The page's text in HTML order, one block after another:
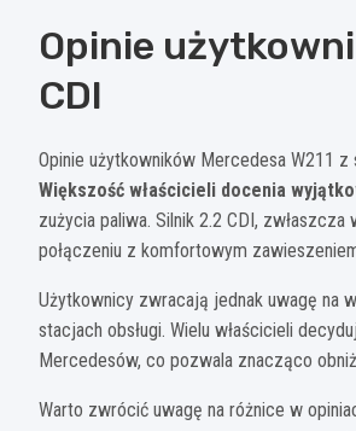
Opinie
CDI
Opinie użytkowników Mercedesa W211
Większość właścicieli docenia
zużycia paliwa. Silnik 2.2 CDI,
połączeniu z komfortowym
Użytkownicy zwracają jednak uwagę na
stacjach obsługi. Wielu właścicieli
Mercedesów, co pozwala znacząco
Warto zwrócić uwagę na różnice w